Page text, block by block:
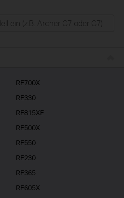
RE700X
RE330
RE815XE
RE500X
RE550
RE230
RE365
RE605X